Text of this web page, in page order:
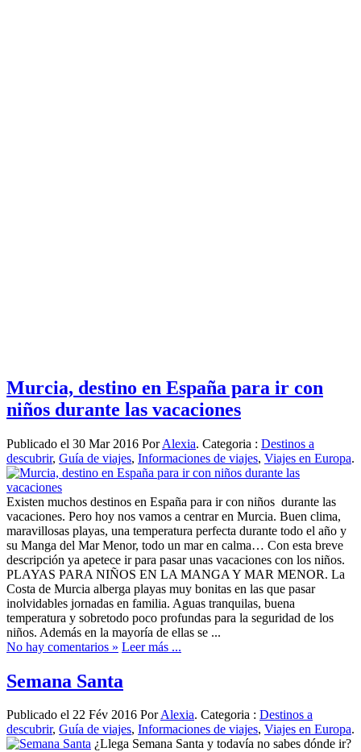
Murcia, destino en España para ir con
niños durante las vacaciones
Publicado el 30 Mar 2016 PorAlexia. Categoria : Destinos a
descubrir, Guía de viajes, Informaciones de viajes, Viajes en Europa.
Existen muchos destinos en España para ir con niños durante las
vacaciones. Pero hoy nos vamos a centrar en Murcia. Buen clima,
maravillosas playas, una temperatura perfecta durante todo el año y
su Manga del Mar Menor, todo un mar en calma… Con esta breve
descripción ya apetece ir para pasar unas vacaciones con los niños.
PLAYAS PARA NIÑOS EN LA MANGA Y MAR MENOR. La
Costa de Murcia alberga playas muy bonitas en las que pasar
inolvidables jornadas en familia. Aguas tranquilas, buena
temperatura y sobretodo poco profundas para la seguridad de los
niños. Además en la mayoría de ellas se ...
No hay comentarios » Leer más ...
Semana Santa
Publicado el 22 Fév 2016 PorAlexia. Categoria : Destinos a
descubrir, Guía de viajes, Informaciones de viajes, Viajes en Europa.
¿Llega Semana Santa y todavía no sabes dónde ir?